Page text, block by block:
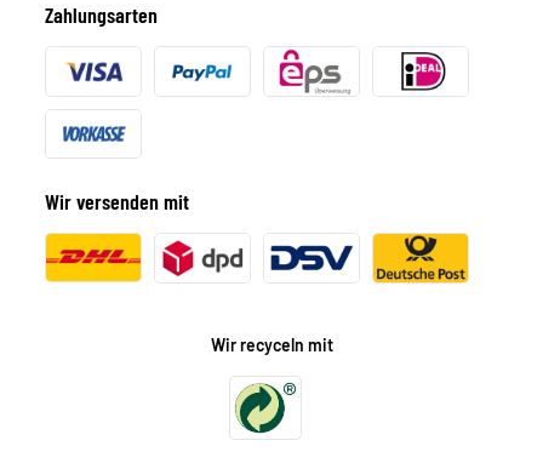
Zahlungsarten
Wir versenden mit
Wir recyceln mit